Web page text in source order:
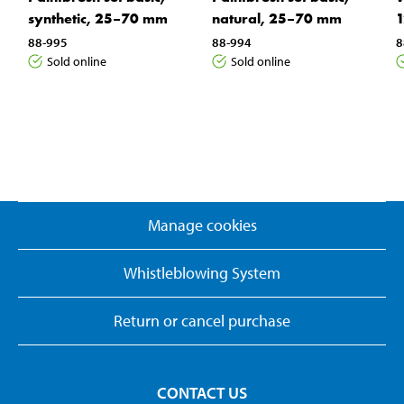
synthetic, 25–70 mm
88-995
Sold online
natural, 25–70 mm
88-994
Sold online
Manage cookies
Whistleblowing System
Return or cancel purchase
CONTACT US